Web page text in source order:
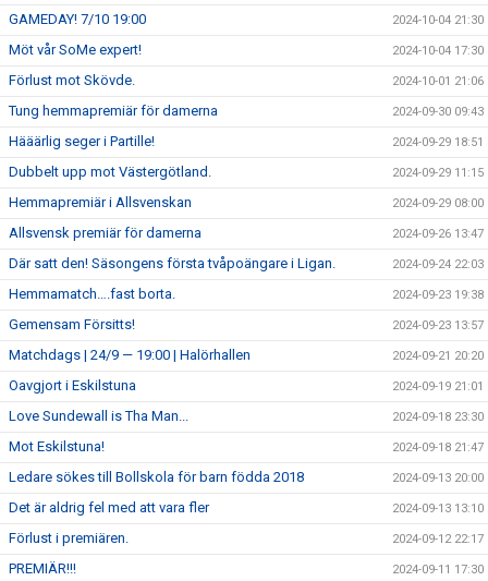
GAMEDAY! 7/10 19:00 2024-10-04 21:30
Möt vår SoMe expert! 2024-10-04 17:30
Förlust mot Skövde. 2024-10-01 21:06
Tung hemmapremiär för damerna 2024-09-30 09:43
Hääärlig seger i Partille! 2024-09-29 18:51
Dubbelt upp mot Västergötland. 2024-09-29 11:15
Hemmapremiär i Allsvenskan 2024-09-29 08:00
Allsvensk premiär för damerna 2024-09-26 13:47
Där satt den! Säsongens första tvåpoängare i Ligan. 2024-09-24 22:03
Hemmamatch….fast borta. 2024-09-23 19:38
Gemensam Försitts! 2024-09-23 13:57
Matchdags | 24/9 — 19:00 | Halörhallen 2024-09-21 20:20
Oavgjort i Eskilstuna 2024-09-19 21:01
Love Sundewall is Tha Man... 2024-09-18 23:30
Mot Eskilstuna! 2024-09-18 21:47
Ledare sökes till Bollskola för barn födda 2018 2024-09-13 20:00
Det är aldrig fel med att vara fler 2024-09-13 13:10
Förlust i premiären. 2024-09-12 22:17
PREMIÄR!!! 2024-09-11 17:30